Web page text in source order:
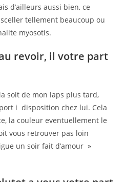
d’ailleurs aussi bien, ce
tellement beaucoup ou
myosotis.
revoir, il votre part
soit de mon laps plus tard,
i disposition chez lui. Cela
la couleur eventuellement le
vous retrouver pas loin
un soir fait d’amour »